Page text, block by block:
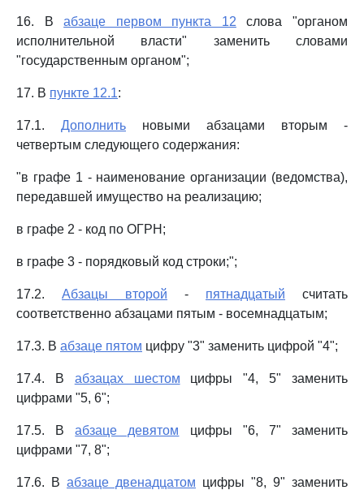
16. Вабзаце первом пункта 12 слова "органом
исполнительной власти" заменить словами
"государственным органом";
17. В пункте 12.1:
17.1. Дополнить новыми абзацами вторым -
четвертым следующего содержания:
"в графе 1 - наименование организации (ведомства),
передавшей имущество на реализацию;
в графе 2 - код по ОГРН;
в графе 3 - порядковый код строки;";
17.2. Абзацы второй - пятнадцатый считать
соответственно абзацами пятым - восемнадцатым;
17.3. В абзаце пятом цифру "3" заменить цифрой "4";
17.4. В абзацах шестом цифры "4, 5" заменить
цифрами "5, 6";
17.5. Вабзаце девятом цифры "6, 7" заменить
цифрами "7, 8";
17.6. В абзаце двенадцатом цифры "8, 9" заменить